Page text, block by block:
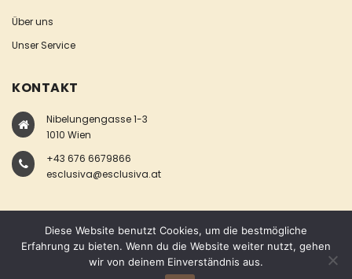
Über uns
Unser Service
KONTAKT
Nibelungengasse 1-3
1010 Wien
+43 676 6679866
esclusiva@esclusiva.at
COPYRIGHT © ESCLUSIVA
Diese Website benutzt Cookies, um die bestmögliche
Erfahrung zu bieten. Wenn du die Website weiter nutzt, gehen
wir von deinem Einverständnis aus.